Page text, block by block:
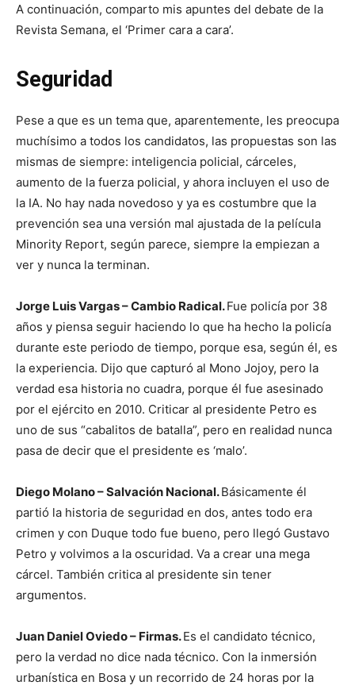
A continuación, comparto mis apuntes del debate de la
Revista Semana, el ‘Primer cara a cara’.
Seguridad
Pese a que es un tema que, aparentemente, les preocupa
muchísimo a todos los candidatos, las propuestas son las
mismas de siempre: inteligencia policial, cárceles,
aumento de la fuerza policial, y ahora incluyen el uso de
la IA. No hay nada novedoso y ya es costumbre que la
prevención sea una versión mal ajustada de la película
Minority Report, según parece, siempre la empiezan a
ver y nunca la terminan.
Jorge Luis Vargas – Cambio Radical.Fue policía por 38
años y piensa seguir haciendo lo que ha hecho la policía
durante este periodo de tiempo, porque esa, según él, es
la experiencia. Dijo que capturó al Mono Jojoy, pero la
verdad esa historia no cuadra, porque él fue asesinado
por el ejército en 2010. Criticar al presidente Petro es
uno de sus “cabalitos de batalla”, pero en realidad nunca
pasa de decir que el presidente es ‘malo’.
Diego Molano – Salvación Nacional.Básicamente él
partió la historia de seguridad en dos, antes todo era
crimen y con Duque todo fue bueno, pero llegó Gustavo
Petro y volvimos a la oscuridad. Va a crear una mega
cárcel. También critica al presidente sin tener
argumentos.
Juan Daniel Oviedo – Firmas.Es el candidato técnico,
pero la verdad no dice nada técnico. Con la inmersión
urbanística en Bosa y un recorrido de 24 horas por la